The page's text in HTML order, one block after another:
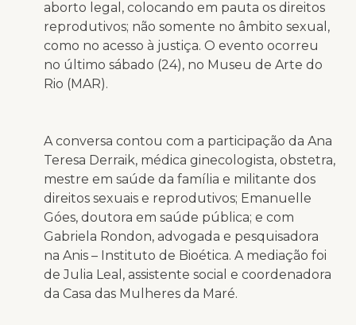
aborto legal, colocando em pauta os direitos
reprodutivos; não somente no âmbito sexual,
como no acesso à justiça. O evento ocorreu
no último sábado (24), no Museu de Arte do
Rio (MAR).
A conversa contou com a participação da Ana
Teresa Derraik, médica ginecologista, obstetra,
mestre em saúde da família e militante dos
direitos sexuais e reprodutivos; Emanuelle
Góes, doutora em saúde pública; e com
Gabriela Rondon, advogada e pesquisadora
na Anis – Instituto de Bioética. A mediação foi
de Julia Leal, assistente social e coordenadora
da Casa das Mulheres da Maré.